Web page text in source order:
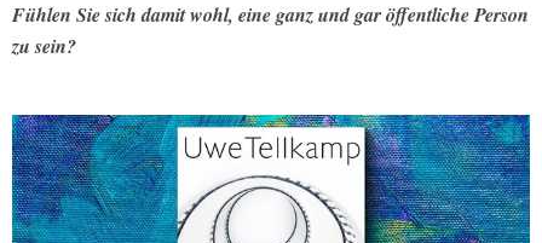
Fühlen Sie sich damit wohl, eine ganz und gar öffentliche Person
zu sein?